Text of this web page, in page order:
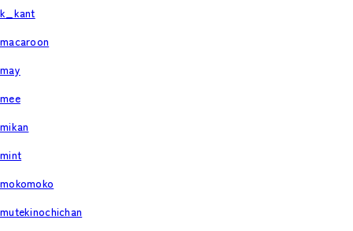
k_kant
macaroon
may
mee
mikan
mint
mokomoko
mutekinochichan